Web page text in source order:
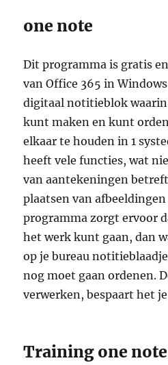
one note
Dit programma is gratis
van Office 365 in
digitaal notitieblok
kunt maken en kunt
elkaar te houden in 1
heeft vele functies, wat
van aantekeningen
plaatsen van
programma zorgt ervoor
het werk kunt gaan, dan
op je bureau
nog moet gaan ordenen.
verwerken, bespaart het
Training one note